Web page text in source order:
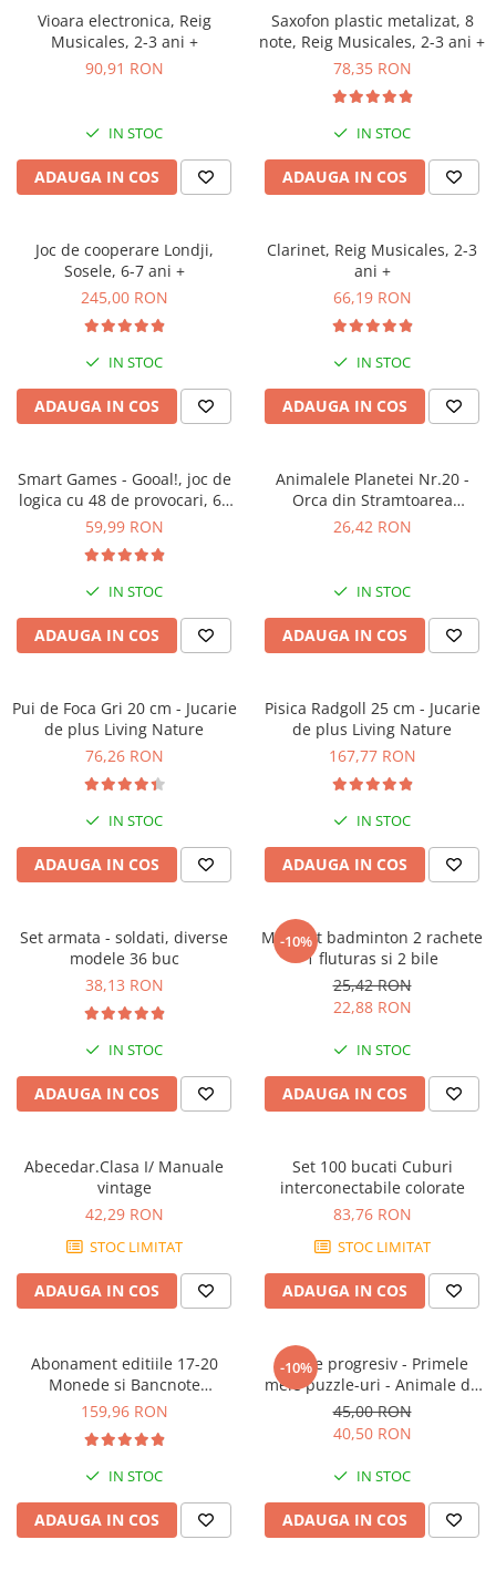
Vioara electronica, Reig
Musicales, 2-3 ani +
90,91 RON
IN STOC
ADAUGA IN COS
Saxofon plastic metalizat, 8
note, Reig Musicales, 2-3 ani +
78,35 RON
IN STOC
ADAUGA IN COS
Joc de cooperare Londji,
Sosele, 6-7 ani +
245,00 RON
IN STOC
ADAUGA IN COS
Clarinet, Reig Musicales, 2-3
ani +
66,19 RON
IN STOC
ADAUGA IN COS
Smart Games - Gooal!, joc de
logica cu 48 de provocari, 6+
ani
59,99 RON
IN STOC
ADAUGA IN COS
Animalele Planetei Nr.20 -
Orca din Stramtoarea
Gibraltar
26,42 RON
IN STOC
ADAUGA IN COS
Pui de Foca Gri 20 cm - Jucarie
de plus Living Nature
76,26 RON
IN STOC
ADAUGA IN COS
Pisica Radgoll 25 cm - Jucarie
de plus Living Nature
167,77 RON
IN STOC
ADAUGA IN COS
Set armata - soldati, diverse
modele 36 buc
38,13 RON
IN STOC
ADAUGA IN COS
-10%
Mini Set badminton 2 rachete
1 fluturas si 2 bile
25,42 RON
22,88 RON
IN STOC
ADAUGA IN COS
Abecedar.Clasa I/ Manuale
vintage
42,29 RON
STOC LIMITAT
ADAUGA IN COS
Set 100 bucati Cuburi
interconectabile colorate
83,76 RON
STOC LIMITAT
ADAUGA IN COS
Abonament editiile 17-20
Monede si Bancnote
Autentice din toata lumea
159,96 RON
IN STOC
ADAUGA IN COS
-10%
Puzzle progresiv - Primele
mele puzzle-uri - Animale de
fermă, 21 piese, 2 ani+, Apli
Kids
45,00 RON
40,50 RON
IN STOC
ADAUGA IN COS